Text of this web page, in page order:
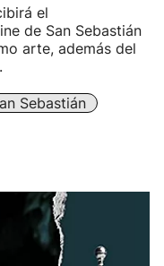
el
de San Sebastián
arte, además del
Sebastián